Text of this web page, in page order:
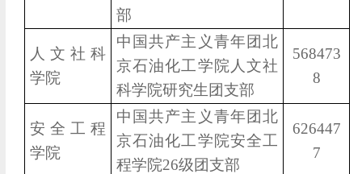
部
人文社科
学院
中国共产主义青年团北
京石油化工学院人文社
科学院研究生团支部
568473
8
安全工程
学院
中国共产主义青年团北
京石油化工学院安全工
程学院26级团支部
626447
7